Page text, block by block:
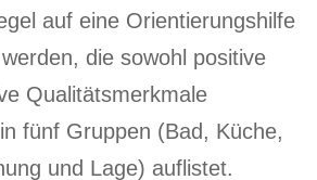
auf eine Orientierungshilfe
die sowohl positive
Qualitätsmerkmale
fünf Gruppen (Bad, Küche,
und Lage) auflistet.